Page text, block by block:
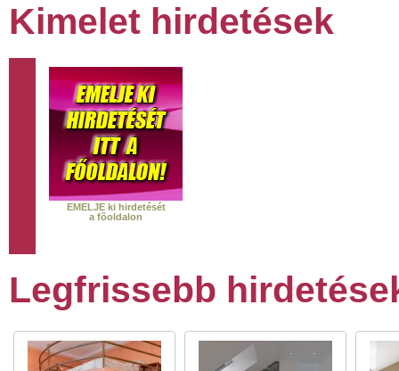
Kimelet hirdetések
EMELJE ki hirdetését
a fõoldalon
Legfrissebb